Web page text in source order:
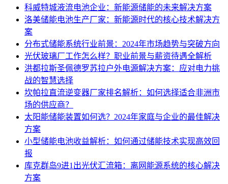
科威特城液流电池企业：新能源储能的未来解决方案
洛美储能电池生产厂家：新能源时代的核心技术解决方
案
分布式储能系统行业前景：2024年市场趋势与突破方向
光伏玻璃厂工作怎么样？职业前景与薪资待遇全解析
洪都拉斯圣佩德罗苏拉户外电源解决方案：应对电力挑
战的智慧选择
坎帕拉直流逆变器厂家排名解析：如何选择适合非洲市
场的供应商？
太阳能储能装置如何选？2024年家庭与企业的最佳解决
方案
小型储能电池收益解析：如何通过储能技术实现高效回
报
库克群岛9进1出光伏汇流箱：离网能源系统的核心解决
方案